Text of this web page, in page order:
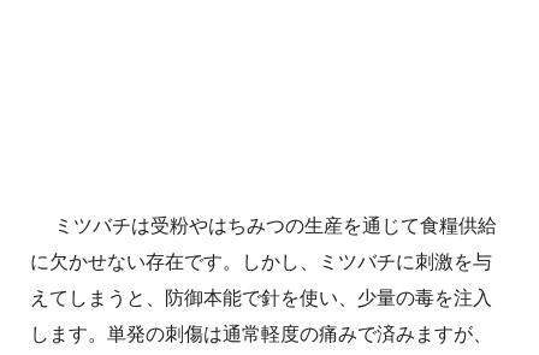
ミツバチは受粉やはちみつの生産を通じて食糧供給
に欠かせない存在です。しかし、ミツバチに刺激を与
えてしまうと、防御本能で針を使い、少量の毒を注入
します。単発の刺傷は通常軽度の痛みで済みますが、